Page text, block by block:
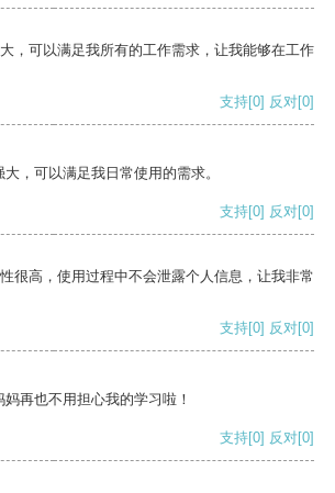
，可以满足我所有的工作需求，让我能够在工作
支持[0] 反对[0]
，可以满足我日常使用的需求。
支持[0] 反对[0]
很高，使用过程中不会泄露个人信息，让我非常
支持[0] 反对[0]
再也不用担心我的学习啦！
支持[0] 反对[0]